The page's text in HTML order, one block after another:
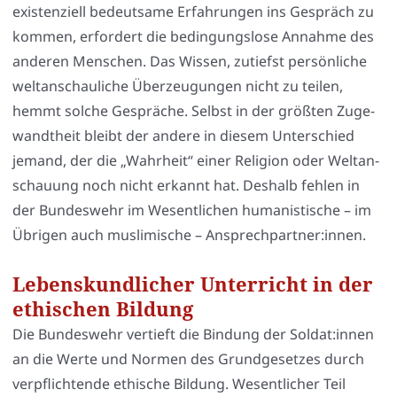
exis­ten­zi­ell bedeut­sa­me Erfah­run­gen ins Gespräch zu
kom­men, erfor­dert die bedin­gungs­lo­se Annah­me des
ande­ren Men­schen. Das Wis­sen, zutiefst per­sön­li­che
welt­an­schau­li­che Über­zeu­gun­gen nicht zu tei­len,
hemmt sol­che Gesprä­che. Selbst in der größ­ten Zuge­
wandt­heit bleibt der ande­re in die­sem Unter­schied
jemand, der die „Wahr­heit“ einer Reli­gi­on oder Welt­an­
schau­ung noch nicht erkannt hat. Des­halb feh­len in
der Bun­des­wehr im Wesent­li­chen huma­nis­ti­sche – im
Übri­gen auch mus­li­mi­sche – Ansprechpartner:innen.
Lebenskundlicher Unterricht in der
ethischen Bildung
Die Bun­des­wehr ver­tieft die Bin­dung der Soldat:innen
an die Wer­te und Nor­men des Grund­ge­set­zes durch
ver­pflich­ten­de ethi­sche Bil­dung. Wesent­li­cher Teil